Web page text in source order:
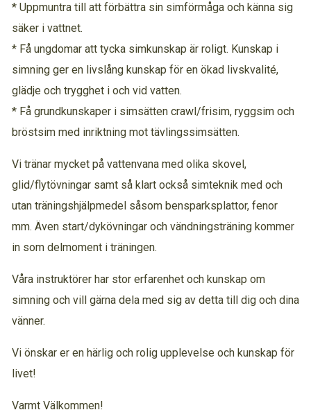
* Uppmuntra till att förbättra sin simförmåga och känna sig
säker i vattnet.
* Få ungdomar att tycka simkunskap är roligt. Kunskap i
simning ger en livslång kunskap för en ökad livskvalité,
glädje och trygghet i och vid vatten.
* Få grundkunskaper i simsätten crawl/frisim, ryggsim och
bröstsim med inriktning mot tävlingssimsätten.
Vi tränar mycket på vattenvana med olika skovel,
glid/flytövningar samt så klart också simteknik med och
utan träningshjälpmedel såsom bensparksplattor, fenor
mm. Även start/dykövningar och vändningsträning kommer
in som delmoment i träningen.
Våra instruktörer har stor erfarenhet och kunskap om
simning och vill gärna dela med sig av detta till dig och dina
vänner.
Vi önskar er en härlig och rolig upplevelse och kunskap för
livet!
Varmt Välkommen!